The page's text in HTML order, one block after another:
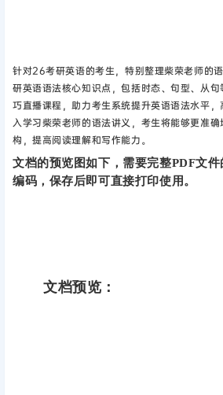
针对26考研英语的考生，特别整理柴荣老师的
研英语语法核心知识点，包括时态、句型、从
巧直播课程，助力考生系统提升英语语法水平
入学习柴荣老师的语法讲义，考生将能够更准
构，提高阅读理解和写作能力‌。
文档的预览图如下，需要完整PDF文
编码，保存后即可直接打印使用。
文档预览：